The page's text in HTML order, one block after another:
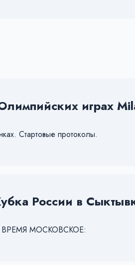
играх
Стартовые протоколы.
России в
ВРЕМЯ МОСКОВСКОЕ: